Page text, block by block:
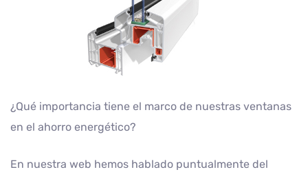
¿Qué importancia tiene el marco de nuestras ventanas
en el ahorro energético?
En nuestra web hemos hablado puntualmente del